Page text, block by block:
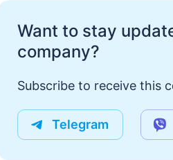
Want to stay
company?
Subscribe to receive this
Telegram